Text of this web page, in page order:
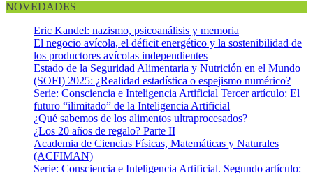
NOVEDADES
Eric Kandel: nazismo, psicoanálisis y memoria
El negocio avícola, el déficit energético y la sostenibilidad de
los productores avícolas independientes
Estado de la Seguridad Alimentaria y Nutrición en el Mundo
(SOFI) 2025: ¿Realidad estadística o espejismo numérico?
Serie: Consciencia e Inteligencia Artificial Tercer artículo: El
futuro “ilimitado” de la Inteligencia Artificial
¿Qué sabemos de los alimentos ultraprocesados?
¿Los 20 años de regalo? Parte II
Academia de Ciencias Físicas, Matemáticas y Naturales
(ACFIMAN)
Serie: Consciencia e Inteligencia Artificial. Segundo artículo: